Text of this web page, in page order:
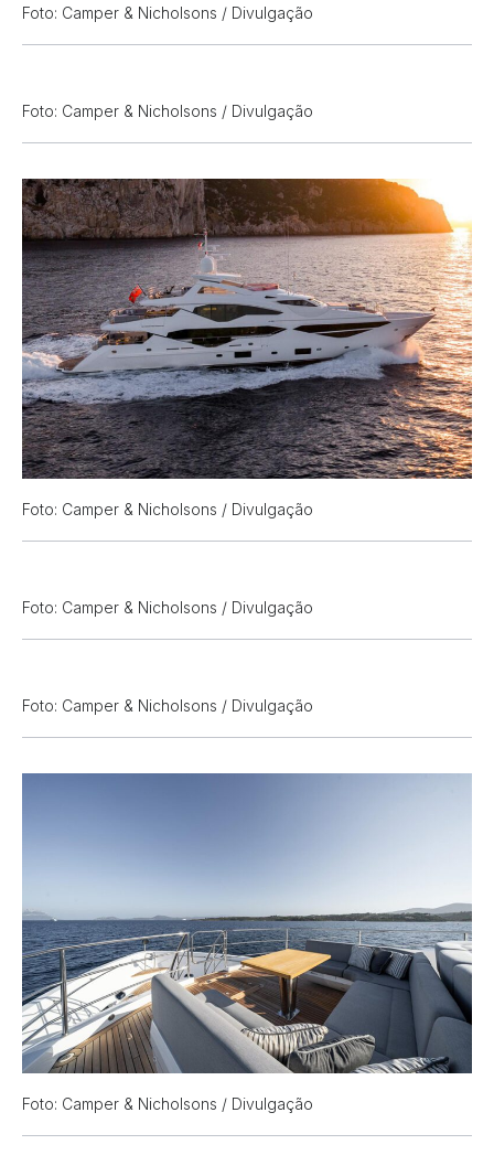
Foto: Camper & Nicholsons / Divulgação
Foto: Camper & Nicholsons / Divulgação
Foto: Camper & Nicholsons / Divulgação
Foto: Camper & Nicholsons / Divulgação
Foto: Camper & Nicholsons / Divulgação
Foto: Camper & Nicholsons / Divulgação